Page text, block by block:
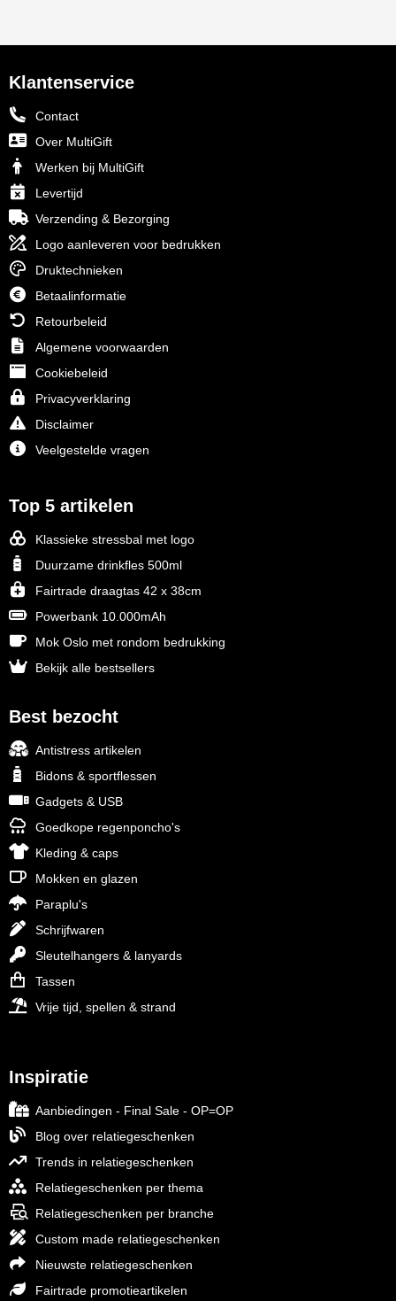
Klantenservice
Contact
Over MultiGift
Werken bij MultiGift
Levertijd
Verzending & Bezorging
Logo aanleveren voor bedrukken
Druktechnieken
Betaalinformatie
Retourbeleid
Algemene voorwaarden
Cookiebeleid
Privacyverklaring
Disclaimer
Veelgestelde vragen
Top 5 artikelen
Klassieke stressbal met logo
Duurzame drinkfles 500ml
Fairtrade draagtas 42 x 38cm
Powerbank 10.000mAh
Mok Oslo met rondom bedrukking
Bekijk alle bestsellers
Best bezocht
Antistress artikelen
Bidons & sportflessen
Gadgets & USB
Goedkope regenponcho's
Kleding & caps
Mokken en glazen
Paraplu's
Schrijfwaren
Sleutelhangers & lanyards
Tassen
Vrije tijd, spellen & strand
Inspiratie
Aanbiedingen - Final Sale - OP=OP
Blog over relatiegeschenken
Trends in relatiegeschenken
Relatiegeschenken per thema
Relatiegeschenken per branche
Custom made relatiegeschenken
Nieuwste relatiegeschenken
Fairtrade promotieartikelen